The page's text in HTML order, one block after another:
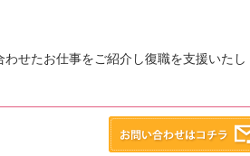
せたお仕事をご紹介し復職を支援いたし